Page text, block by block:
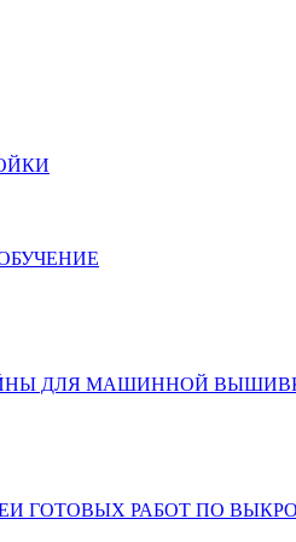
ДЛЯ МАШИННОЙ
ГОТОВЫХ РАБОТ ПО